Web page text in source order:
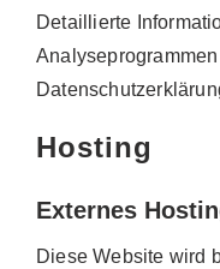
Detaillierte
Hosting
Externes
Diese Website wird